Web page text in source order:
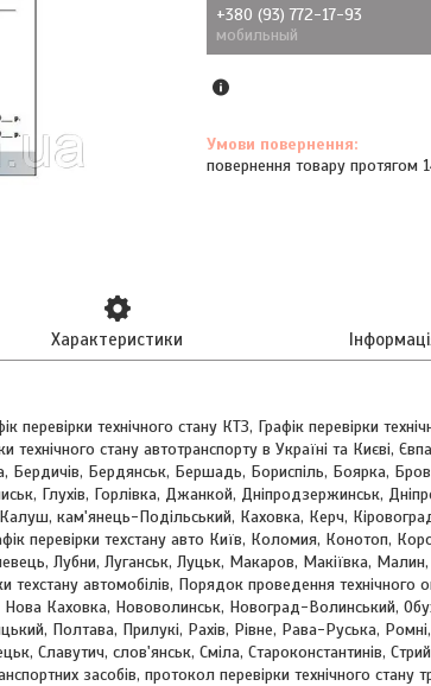
+380 (93) 772-17-93
мобильный
повернення товару протягом
Характеристики
технічного стану КТЗ, Графік перевірки
технічного стану автотранспорту в Україні та Києві,
Бердичів, Бердянськ, Бершадь, Бориспіль, Боярка,
Глухів, Горлівка, Джанкой, Дніпродзержинськ,
кам'янець-Подільський, Каховка, Керч, Кіровоград.
перевірки техстану авто Київ, Коломия, Конотоп,
Лубни, Луганськ, Луцьк, Макаров, Макіївка,
автомобілів, Порядок проведення технічного
Нова Каховка, Нововолинськ, Новоград-Волинський,
Полтава, Прилукі, Рахів, Рівне, Рава-Руська,
Славутич, слов'янськ, Сміла, Староконстантинів,
засобів, протокол перевірки технічного стану